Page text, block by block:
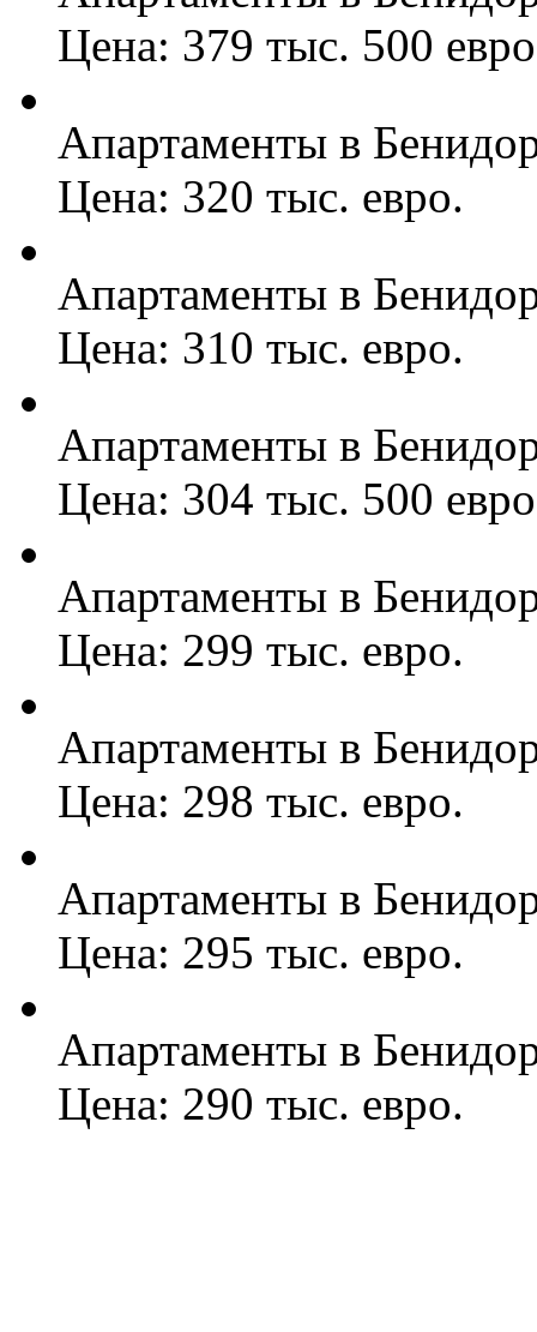
Цена: 379 тыс. 500
Апартаменты в
Цена: 320 тыс. евро.
Апартаменты в
Цена: 310 тыс. евро.
Апартаменты в
Цена: 304 тыс. 500
Апартаменты в
Цена: 299 тыс. евро.
Апартаменты в
Цена: 298 тыс. евро.
Апартаменты в
Цена: 295 тыс. евро.
Апартаменты в
Цена: 290 тыс. евро.